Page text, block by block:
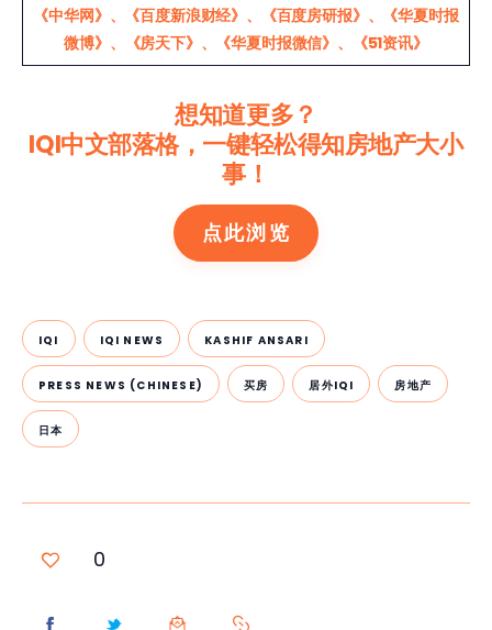
《中华网》 、 《百度新浪财经》 、 《百度房研报》 、
《华夏时报
微博》 、 《房天下》 、 《华夏时报微信》 、 《51资讯》
想知道更多？
IQI中文部落格，一键轻松得知房地产大小
事！
点此浏览
IQI IQI NEWS KASHIF ANSARI
PRESS NEWS (CHINESE) 买房 居外IQI 房地产
日本
0